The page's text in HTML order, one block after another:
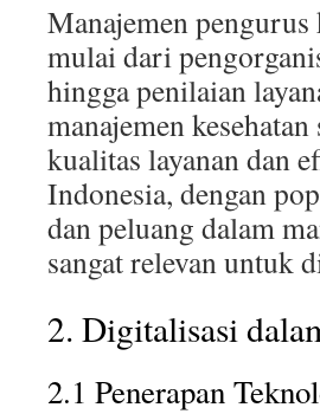
Manajemen pengurus
mulai dari
hingga penilaian
manajemen
kualitas layanan dan
Indonesia, dengan
dan peluang dalam
sangat relevan untuk
2. Digitalisasi
2.1 Penerapan